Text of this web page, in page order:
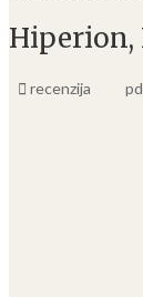
Hiperion,
recenzija